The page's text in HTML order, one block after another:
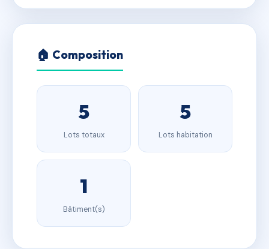
🏠 Composition
5
Lots totaux
5
Lots habitation
1
Bâtiment(s)